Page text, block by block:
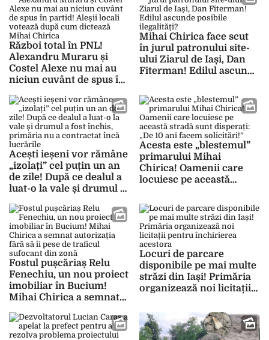
Război total în PNL!
Alexandru Muraru și
Costel Alexe nu mai au
niciun cuvânt de spus în
votează după cum
dictează Mihai Chirica
Mihai Chirica face scut
în jurul patronului site-
ului Ziarul de Iași, Dan
Fiterman! Edilul ascunde
Acești ieșeni vor rămâne
„izolați” cel puțin un an
de zile! După ce dealul a
luat-o la vale și drumul a
contractat încă lucrările
Acesta este „blestemul”
primarului Mihai
Chirica! Oamenii care
locuiesc pe această
10 ani facem solicitări!”
Fostul pușcăriaș Relu
Fenechiu, un nou proiect
imobiliar în Bucium!
Mihai Chirica a semnat
de traficul sufocant din
zonă
Locuri de parcare
disponibile pe mai multe
străzi din Iași! Primăria
organizează noi licitații
acestora